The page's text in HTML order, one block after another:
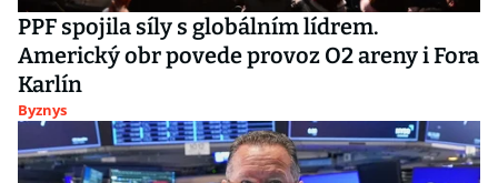
PPF spojila síly s globálním lídrem.
Americký obr povede provoz O2 areny i Fora
Karlín
Byznys